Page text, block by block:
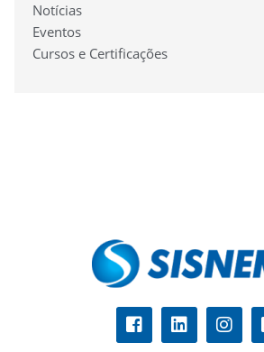
Notícias
Eventos
Cursos e Certificações